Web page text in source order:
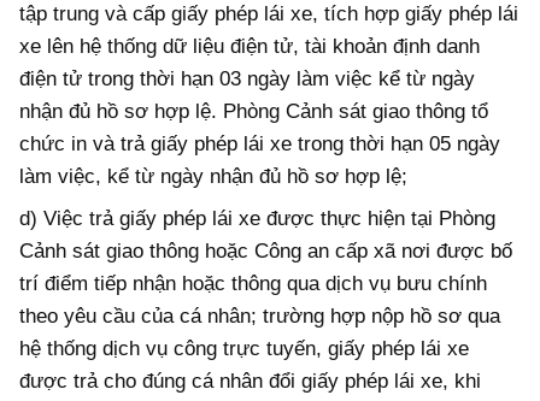
tập trung và cấp giấy phép lái xe, tích hợp giấy phép lái
xe lên hệ thống dữ liệu điện tử, tài khoản định danh
điện tử trong thời hạn 03 ngày làm việc kể từ ngày
nhận đủ hồ sơ hợp lệ. Phòng Cảnh sát giao thông tổ
chức in và trả giấy phép lái xe trong thời hạn 05 ngày
làm việc, kể từ ngày nhận đủ hồ sơ hợp lệ;
d) Việc trả giấy phép lái xe được thực hiện tại Phòng
Cảnh sát giao thông hoặc Công an cấp xã nơi được bố
trí điểm tiếp nhận hoặc thông qua dịch vụ bưu chính
theo yêu cầu của cá nhân; trường hợp nộp hồ sơ qua
hệ thống dịch vụ công trực tuyến, giấy phép lái xe
được trả cho đúng cá nhân đổi giấy phép lái xe, khi